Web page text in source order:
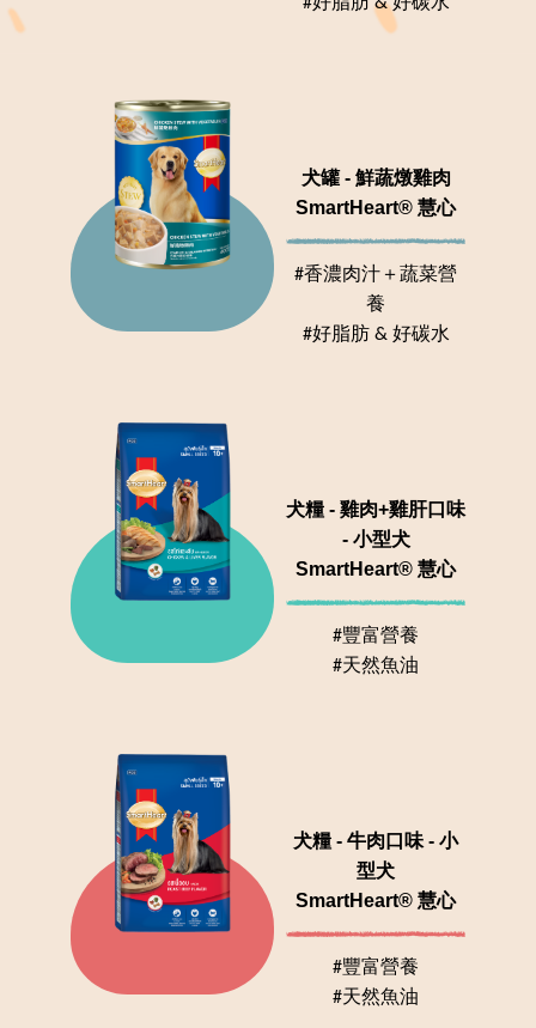
犬罐 - 鮮蔬燉雞肉
SmartHeart® 慧心
#香濃肉汁＋蔬菜營
養
#好脂肪 & 好碳水
犬糧 - 雞肉+雞肝口味
- 小型犬
SmartHeart® 慧心
#豐富營養
#天然魚油
犬糧 - 牛肉口味 - 小
型犬
SmartHeart® 慧心
#豐富營養
#天然魚油